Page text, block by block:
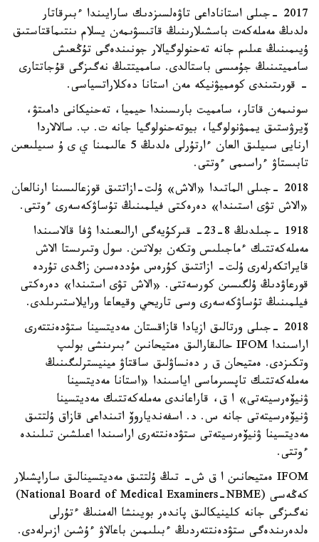
2017 -جىلى استاناداعى تاۋەلسىزدىك سارايىندا ءبىرقاتار
ەلدىڭ مەملەكەت باسشىلارىنىڭ قاتىسۋىمەن يسلام ىنتىماقتاستىق
ۇيىمىنىڭ عىلىم جانە تەحنولوگيالار جونىندەگى تۇڭعىش
سامميتىنىڭ جۇمىسى باستالدى. سامميتتىڭ نەگىزگى قۇجاتتارى
- قورىتىندى كومميۋنيكە مەن استانا دەكلاراتسياسى.
سونىمەن قاتار، سامميت بارىسىندا حيميا، تەحنيكانى دامىتۋ،
ۆيرۋستىق يممۋنولوگيا، بيوتەحنولوگيا جانە ت. ب. سالالاردا
ارنايى سىيلىق العان ءارتۇرلى ەلدىڭ 5 عالىمىنا ي ى ۇ سىيلىعىن
تابىستاۋ ءراسىمى ءوتتى.
2018 -جىلى الماتىدا «الاش» ۇلت-ازاتتىق قوزعالىسىنا ارنالعان
«الاش تۋى استىندا» دەرەكتى فيلمىنىڭ تۇساۋكەسەرى ءوتتى.
1918 -جىلدىڭ 8-23- قىركۇيەگى ارالىعىندا ۋفا قالاسىندا
مەملەكەتتىك ءماجىلىس وتكەن بولاتىن. سول وتىرىستا الاش
قايراتكەرلەرى ۇلت- ازاتتىق كۇرەس مۇددەسىن زاڭدى تۇردە
قورعاۋدىڭ ۇلگىسىن كورسەتتى. «الاش تۋى استىندا» دەرەكتى
فيلمىنىڭ تۇساۋكەسەرى وسى تاريحي وقيعاعا ورايلاستىرىلدى.
2018 -جىلى ورتالىق ازيادا قازاقستان مەديتسينا ستۋدەنتتەرى
اراسىندا IFOM حالىقارالىق ەمتيحانىن ءبىرىنشى بولىپ
وتكىزدى. ەمتيحان ق ر دەنساۋلىق ساقتاۋ مينيسترلىگىنىڭ
مەملەكەتتىك تاپسىرماسى اياسىندا «استانا مەديتسينا
ۋنيۆەرسيتەتى» ا ق، قاراعاندى مەملەكەتتىك مەديتسينا
ۋنيۆەرسيتەتى جانە س. د. اسفەندياروۆ اتىنداعى قازاق ۇلتتىق
مەديتسينا ۋنيۆەرسيتەتى ستۋدەنتتەرى اراسىندا اعىلشىن تىلىندە
ءوتتى.
IFOM ەمتيحانىن ا ق ش- تىڭ ۇلتتىق مەديتسينالىق ساراپشىلار
كەڭەسى (National Board of Medical Examiners-NBME)
نەگىزگى جانە كلينيكالىق پاندەر بويىنشا الەمنىڭ ءتۇرلى
ەلدەرىندەگى ستۋدەنتتەردىڭ ءبىلىمىن باعالاۋ ءۇشىن ازىرلەدى.